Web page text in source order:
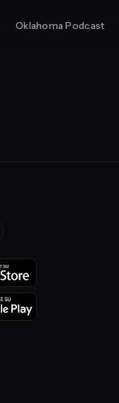
Oklahoma Podcast